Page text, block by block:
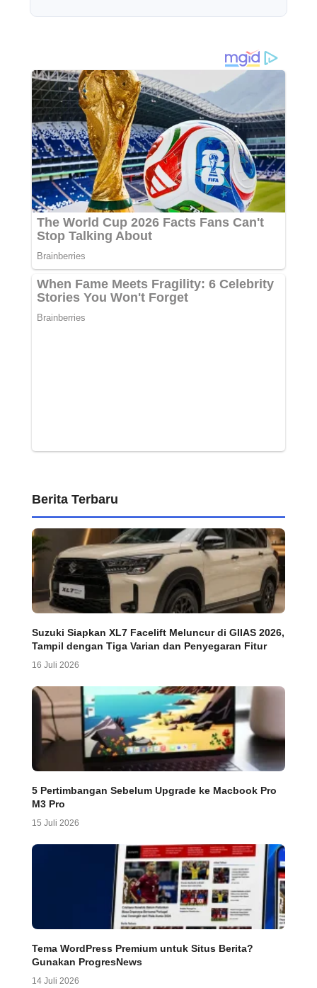
Berita Terbaru
Suzuki Siapkan XL7 Facelift Meluncur di GIIAS 2026,
Tampil dengan Tiga Varian dan Penyegaran Fitur
16 Juli 2026
5 Pertimbangan Sebelum Upgrade ke Macbook Pro
M3 Pro
15 Juli 2026
Tema WordPress Premium untuk Situs Berita?
Gunakan ProgresNews
14 Juli 2026